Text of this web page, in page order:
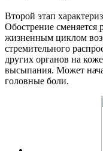
Второй этап
Обострение сменяется
жизненным циклом
стремительного
других органов на
высыпания. Может
головные боли.